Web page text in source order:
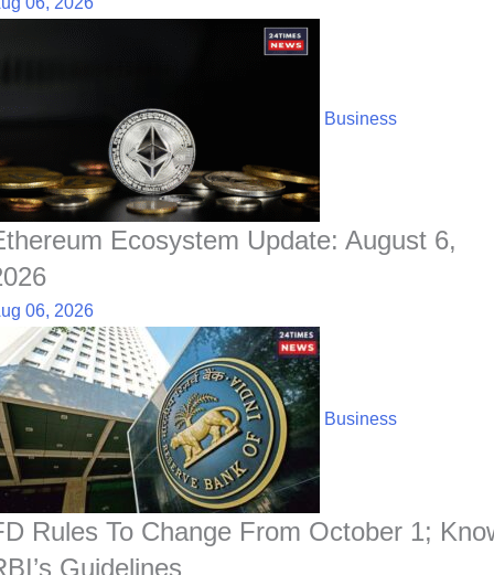
Business
Ecosystem Update: August 6,
06, 2026
Business
Rules To Change From October 1;
Guidelines